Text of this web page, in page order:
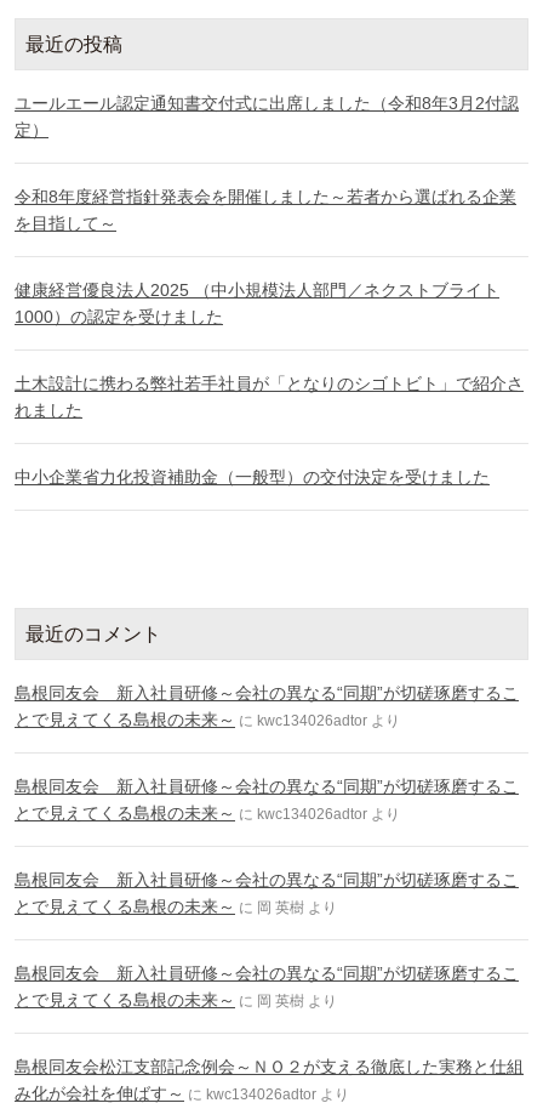
最近の投稿
ユールエール認定通知書交付式に出席しました（令和8年3月2付認
定）
令和8年度経営指針発表会を開催しました～若者から選ばれる企業
を目指して～
健康経営優良法人2025 （中小規模法人部門／ネクストブライト
1000）の認定を受けました
土木設計に携わる弊社若手社員が「となりのシゴトビト」で紹介さ
れました
中小企業省力化投資補助金（一般型）の交付決定を受けました
最近のコメント
島根同友会 新入社員研修～会社の異なる“同期”が切磋琢磨するこ
とで見えてくる島根の未来～ に kwc134026adtor より
島根同友会 新入社員研修～会社の異なる“同期”が切磋琢磨するこ
とで見えてくる島根の未来～ に kwc134026adtor より
島根同友会 新入社員研修～会社の異なる“同期”が切磋琢磨するこ
とで見えてくる島根の未来～ に 岡 英樹 より
島根同友会 新入社員研修～会社の異なる“同期”が切磋琢磨するこ
とで見えてくる島根の未来～ に 岡 英樹 より
島根同友会松江支部記念例会～ＮＯ２が支える徹底した実務と仕組
み化が会社を伸ばす～ に kwc134026adtor より